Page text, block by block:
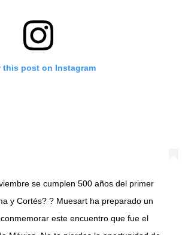
this post on Instagram
se cumplen 500 años del primer
y Cortés? ? Muesart ha preparado un
este encuentro que fue el